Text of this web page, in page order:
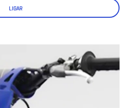
LIGAR